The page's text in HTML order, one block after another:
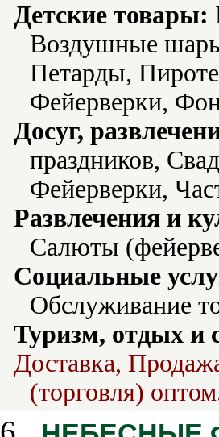
Детские товары:
Воздушные
Петарды,
Фейерверки,
Досуг,
праздников,
Фейерверки,
Развлечения и
Салюты
Социальные
Обслуживание
Туризм, отдых и
Доставка,
(торговля)